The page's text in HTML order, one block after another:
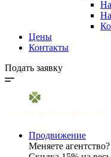
Цены
Контакты
Подать заявку
Продвижение
Меняете агентство?